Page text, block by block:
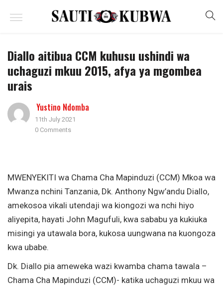
Diallo aitibua CCM kuhusu ushindi wa
uchaguzi mkuu 2015, afya ya mgombea
urais
Yustino Ndomba
11th July 2021
0 Comments
MWENYEKITI wa Chama Cha Mapinduzi (CCM) Mkoa wa
Mwanza nchini Tanzania, Dk. Anthony Ngw’andu Diallo,
amekosoa vikali utendaji wa kiongozi wa nchi hiyo
aliyepita, hayati John Magufuli, kwa sababu ya kukiuka
misingi ya utawala bora, kukosa uungwana na kuongoza
kwa ubabe.
Dk. Diallo pia ameweka wazi kwamba chama tawala –
Chama Cha Mapinduzi (CCM)- katika uchaguzi mkuu wa